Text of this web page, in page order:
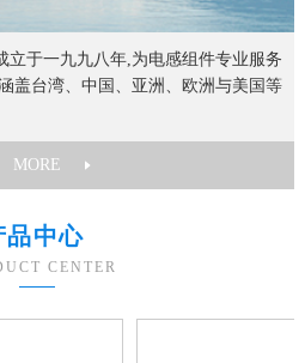
立于一九九八年,为电感组件专业服务
盖台湾、中国、亚洲、欧洲与美国等
MORE
品中心
CENTER